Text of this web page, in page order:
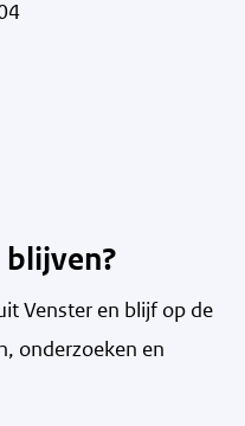
Venster en blijf op de
onderzoeken en